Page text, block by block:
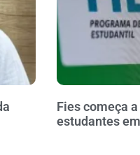
Fies começa
estudantes